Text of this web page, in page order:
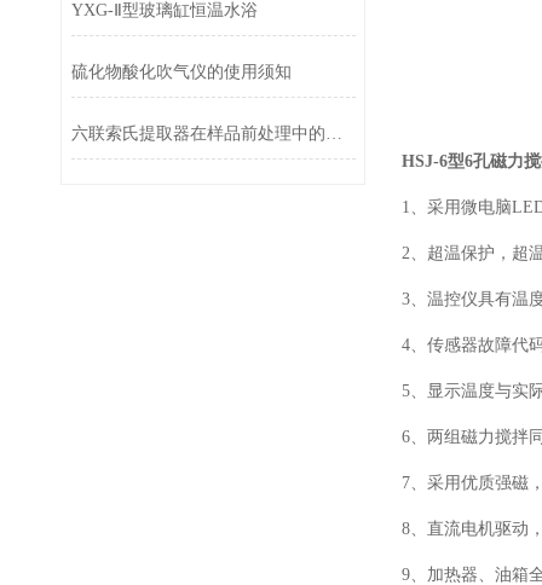
HSJ-6型6孔磁力
1、采用微电脑
2、超温保护，超
3、温控仪具有温
4、传感器故障代
5、显示温度与实
6、两组磁力搅拌
7、采用优质强磁
8、直流电机驱动
9、加热器、油箱
YXG-Ⅱ型玻璃缸恒温水浴
硫化物酸化吹气仪的使用须知
六联索氏提取器在样品前处理中的应用与性能研究